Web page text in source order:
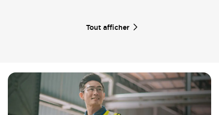
Tout afficher